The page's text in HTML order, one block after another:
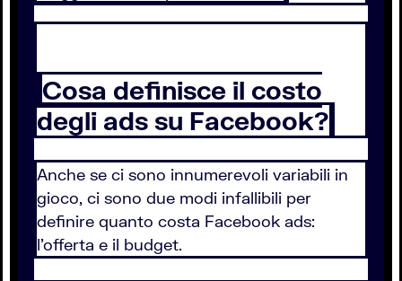
Cosa definisce il costo
degli ads su Facebook?
Anche se ci sono innumerevoli variabili in
gioco, ci sono due modi infallibili per
definire quanto costa Facebook ads:
l’offerta e il budget.